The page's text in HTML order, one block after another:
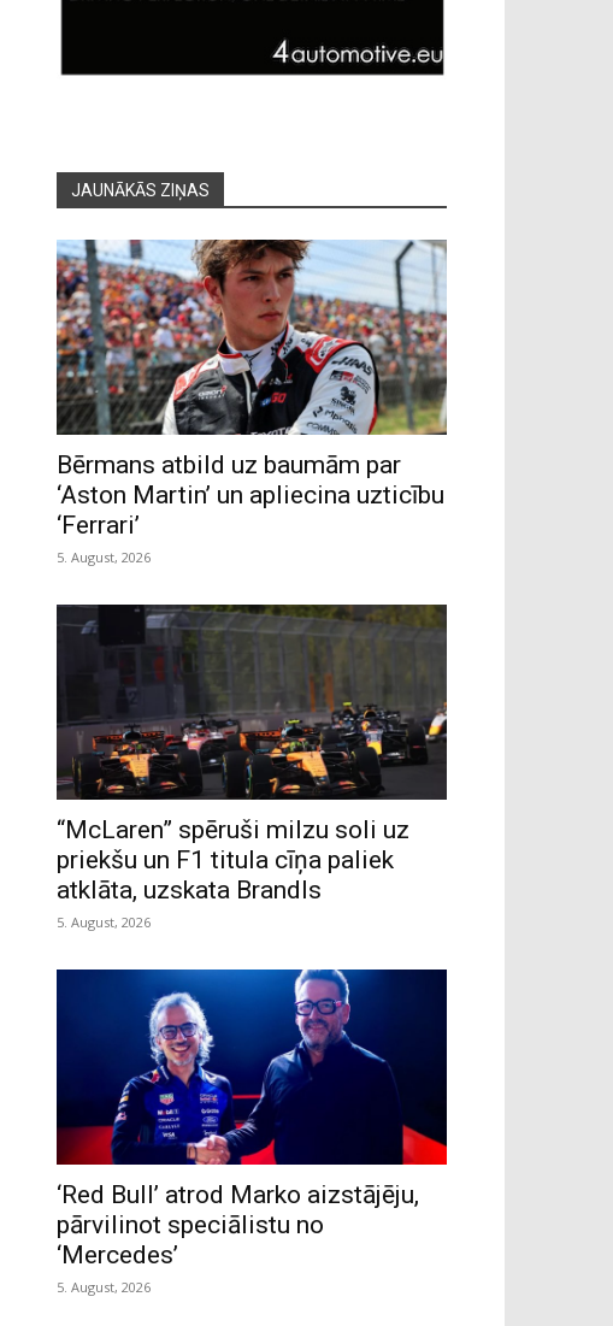
JAUNĀKĀS ZIŅAS
Bērmans atbild uz baumām par
‘Aston Martin’ un apliecina uzticību
‘Ferrari’
5. August, 2026
“McLaren” spēruši milzu soli uz
priekšu un F1 titula cīņa paliek
atklāta, uzskata Brandls
5. August, 2026
‘Red Bull’ atrod Marko aizstājēju,
pārvilinot speciālistu no
‘Mercedes’
5. August, 2026